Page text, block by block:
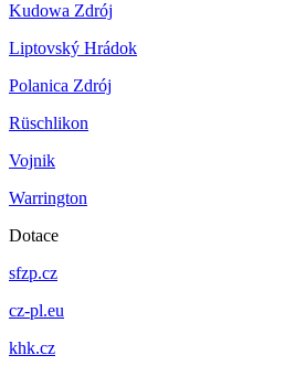
Kudowa Zdrój
Liptovský Hrádok
Polanica Zdrój
Rüschlikon
Vojnik
Warrington
Dotace
sfzp.cz
cz-pl.eu
khk.cz